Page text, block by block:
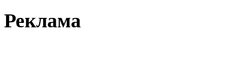
Реклама